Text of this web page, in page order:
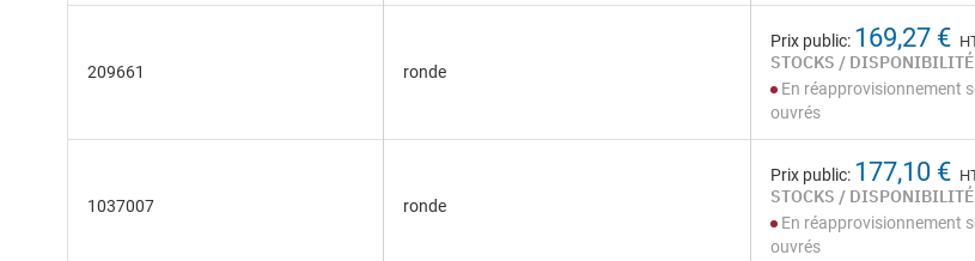
209661 ronde
Prix public: 169,27 €
STOCKS / DISPONIBILITÉ
En réapprovisionnement
ouvrés
1037007 ronde
Prix public: 177,10 €
STOCKS / DISPONIBILITÉ
En réapprovisionnement
ouvrés